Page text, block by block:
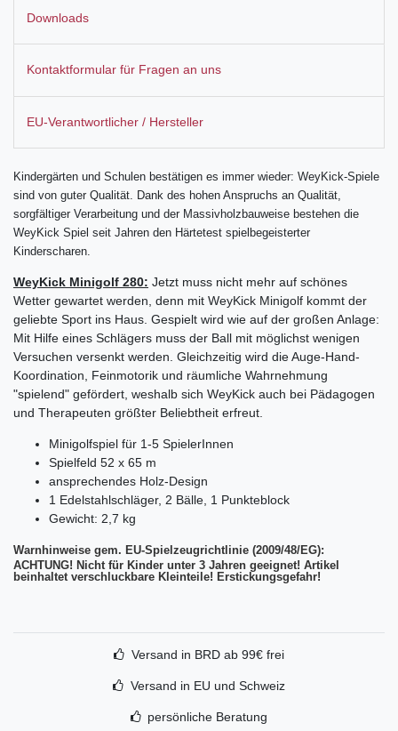
Downloads
Kontaktformular für Fragen an uns
EU-Verantwortlicher / Hersteller
Kindergärten und Schulen bestätigen es immer wieder: WeyKick-Spiele
sind von guter Qualität. Dank des hohen Anspruchs an Qualität,
sorgfältiger Verarbeitung und der Massivholzbauweise bestehen die
WeyKick Spiel seit Jahren den Härtetest spielbegeisterter
Kinderscharen.
WeyKick Minigolf 280: Jetzt muss nicht mehr auf schönes
Wetter gewartet werden, denn mit WeyKick Minigolf kommt der
geliebte Sport ins Haus. Gespielt wird wie auf der großen Anlage:
Mit Hilfe eines Schlägers muss der Ball mit möglichst wenigen
Versuchen versenkt werden. Gleichzeitig wird die Auge-Hand-
Koordination, Feinmotorik und räumliche Wahrnehmung
"spielend" gefördert, weshalb sich WeyKick auch bei Pädagogen
und Therapeuten größter Beliebtheit erfreut.
Minigolfspiel für 1-5 SpielerInnen
Spielfeld 52 x 65 m
ansprechendes Holz-Design
1 Edelstahlschläger, 2 Bälle, 1 Punkteblock
Gewicht: 2,7 kg
Warnhinweise gem. EU-Spielzeugrichtlinie (2009/48/EG):
ACHTUNG! Nicht für Kinder unter 3 Jahren geeignet! Artikel
beinhaltet verschluckbare Kleinteile! Erstickungsgefahr!
Versand in BRD ab 99€ frei
Versand in EU und Schweiz
persönliche Beratung